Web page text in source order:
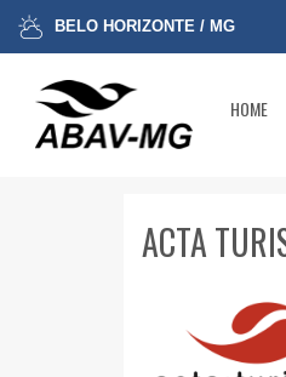
BELO HORIZONTE / MG
HOME
ACTA